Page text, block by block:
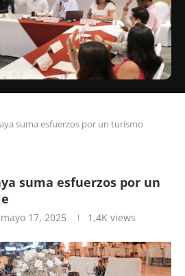
suma esfuerzos por un turismo
suma esfuerzos por un
mayo 17, 2025 1,4K views